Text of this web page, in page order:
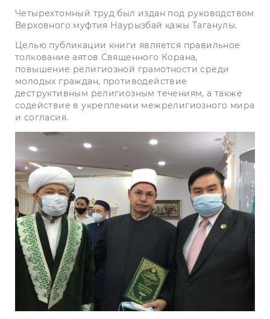
Четырехтомный труд был издан под руководством
Верховного муфтия Наурызбай қажы Таганулы.
Целью публикации книги является правильное
толкование аятов Священного Корана,
повышение религиозной грамотности среди
молодых граждан, противодействие
деструктивным религиозным течениям, а также
содействие в укреплении межрелигиозного мира
и согласия.